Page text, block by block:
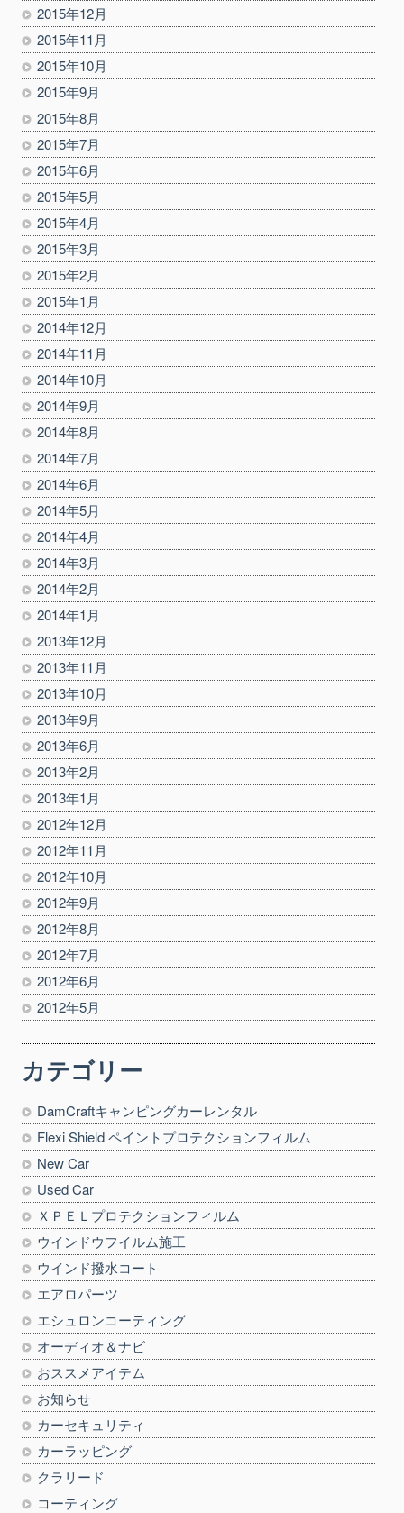
2015年12月
2015年11月
2015年10月
2015年9月
2015年8月
2015年7月
2015年6月
2015年5月
2015年4月
2015年3月
2015年2月
2015年1月
2014年12月
2014年11月
2014年10月
2014年9月
2014年8月
2014年7月
2014年6月
2014年5月
2014年4月
2014年3月
2014年2月
2014年1月
2013年12月
2013年11月
2013年10月
2013年9月
2013年6月
2013年2月
2013年1月
2012年12月
2012年11月
2012年10月
2012年9月
2012年8月
2012年7月
2012年6月
2012年5月
カテゴリー
DamCraftキャンピングカーレンタル
Flexi Shield ペイントプロテクションフィルム
New Car
Used Car
ＸＰＥＬプロテクションフィルム
ウインドウフイルム施工
ウインド撥水コート
エアロパーツ
エシュロンコーティング
オーディオ＆ナビ
おススメアイテム
お知らせ
カーセキュリティ
カーラッピング
クラリード
コーティング